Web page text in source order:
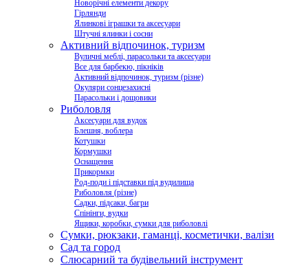
Новорічні елементи декору
Гірлянди
Ялинкові іграшки та аксесуари
Штучні ялинки і сосни
Активний відпочинок, туризм
Вуличні меблі, парасольки та аксесуари
Все для барбекю, пікніків
Активний відпочинок, туризм (різне)
Окуляри сонцезахисні
Парасольки і дощовики
Риболовля
Аксесуари для вудок
Блешня, воблера
Котушки
Кормушки
Оснащення
Прикормки
Род-поди і підставки під вудилища
Риболовля (різне)
Садки, підсаки, багри
Спінінги, вудки
Ящики, коробки, сумки для риболовлі
Сумки, рюкзаки, гаманці, косметички, валізи
Сад та город
Слюсарний та будівельний інструмент